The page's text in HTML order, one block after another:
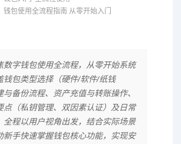
钱包使用全流程指南 从零开始入门
数字钱包使用全流程，从零开始系统
钱包类型选择（硬件/软件/纸钱
与备份流程、资产充值与转账操作、
点（私钥管理、双因素认证）及日常
全程以用户视角出发，结合实际场景
新手快速掌握钱包核心功能，实现安